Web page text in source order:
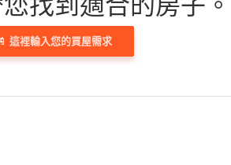
這裡輸入您的買屋需求